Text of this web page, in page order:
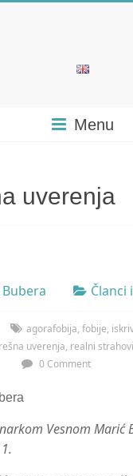
Menu
uverenja
Članci
agorafobija,fobije,
uverenja, realni strahovi
0 Comment
Vesnom Marić